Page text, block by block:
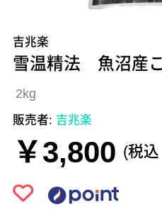
吉兆楽
雪温精法 魚沼産
2kg
販売者: 吉兆楽
￥3,800 (税